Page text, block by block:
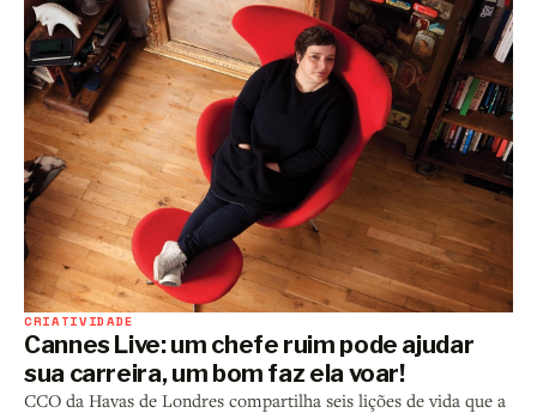
CRIATIVIDADE
Cannes Live: um chefe ruim pode ajudar
sua carreira, um bom faz ela voar!
CCO da Havas de Londres compartilha seis lições de vida que a